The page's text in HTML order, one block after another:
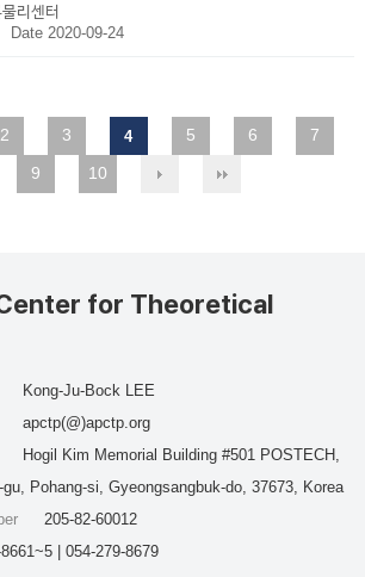
리센터
Date 2020-09-24
2 3 4 5 6
7
9 10
for Theoretical
Kong-Ju-Bock LEE
apctp(@)apctp.org
Hogil Kim Memorial Building #501 POSTECH,
Pohang-si, Gyeongsangbuk-do, 37673, Korea
205-82-60012
| 054-279-8679